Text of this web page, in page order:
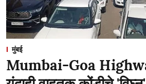
मुंबई
Mumbai-Goa